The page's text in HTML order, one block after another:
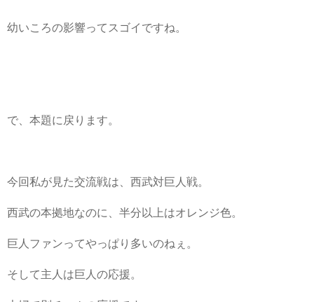
幼いころの影響ってスゴイですね。
で、本題に戻ります。
今回私が見た交流戦は、西武対巨人戦。
西武の本拠地なのに、半分以上はオレンジ色。
巨人ファンってやっぱり多いのねぇ。
そして主人は巨人の応援。